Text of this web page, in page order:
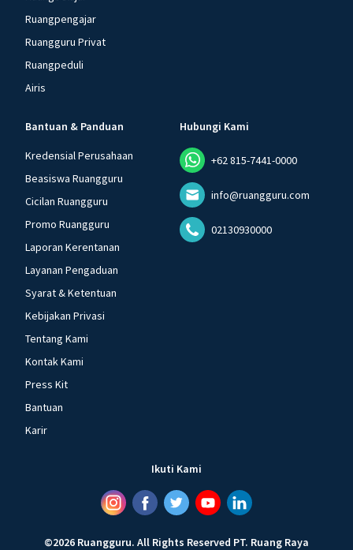
Ruangpengajar
Ruangguru Privat
Ruangpeduli
Airis
Bantuan & Panduan
Kredensial Perusahaan
Beasiswa Ruangguru
Cicilan Ruangguru
Promo Ruangguru
Laporan Kerentanan
Layanan Pengaduan
Syarat & Ketentuan
Kebijakan Privasi
Tentang Kami
Kontak Kami
Press Kit
Bantuan
Karir
Hubungi Kami
+62 815-7441-0000
info@ruangguru.com
02130930000
Ikuti Kami
©2026 Ruangguru. All Rights Reserved PT. Ruang Raya